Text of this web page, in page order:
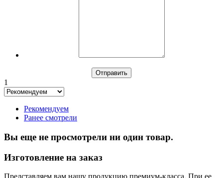
1
Рекомендуем
Ранее смотрели
Вы еще не просмотрели ни один товар.
Изготовление на заказ